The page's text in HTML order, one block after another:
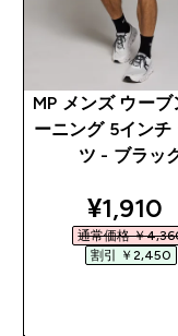
MP メンズ ウーブ
ーニング 5インチ
ツ - ブラッ
¥1,910‎
通常価格 ￥
割引 ￥2,450‎